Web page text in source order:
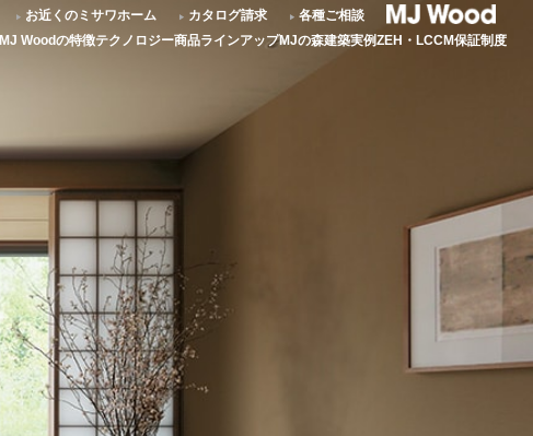
お近くのミサワホーム カタログ請求
各種ご相談
MJ Woodの特徴テクノロジー商品ラインアップMJの森建築実例ZEH・LCCM保証制度